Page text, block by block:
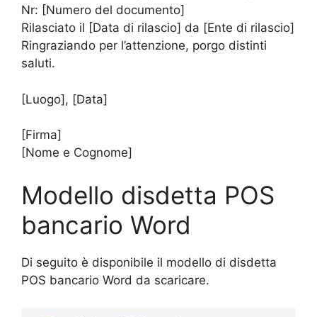
Nr: [Numero del documento]
Rilasciato il [Data di rilascio] da [Ente di rilascio]
Ringraziando per l’attenzione, porgo distinti
saluti.
[Luogo], [Data]
[Firma]
[Nome e Cognome]
Modello disdetta POS
bancario Word
Di seguito è disponibile il modello di disdetta
POS bancario Word da scaricare.